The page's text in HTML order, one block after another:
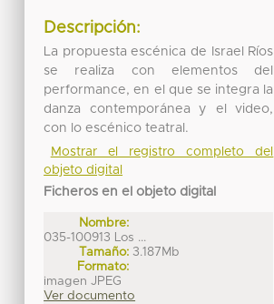
Descripción:
La propuesta escénica de Israel Ríos
se realiza con elementos del
performance, en el que se integra la
danza contemporánea y el video,
con lo escénico teatral.
Mostrar el registro completo del
objeto digital
Ficheros en el objeto digital
Nombre:
035-100913 Los ...
Tamaño: 3.187Mb
Formato:
imagen JPEG
Ver documento